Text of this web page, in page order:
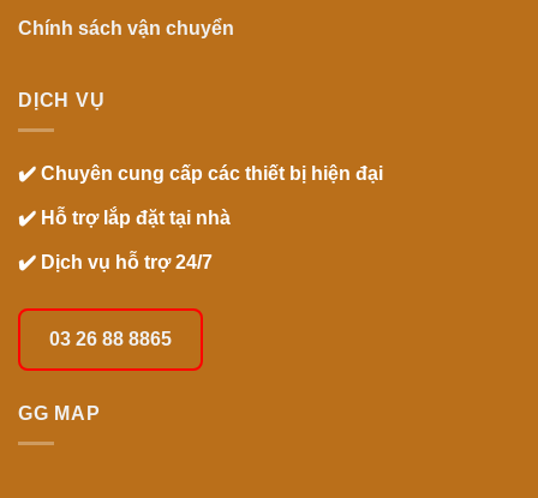
Chính sách vận chuyển
DỊCH VỤ
✔️ Chuyên cung cấp các thiết bị hiện đại
✔️ Hỗ trợ lắp đặt tại nhà
✔️ Dịch vụ hỗ trợ 24/7
03 26 88 8865
GG MAP